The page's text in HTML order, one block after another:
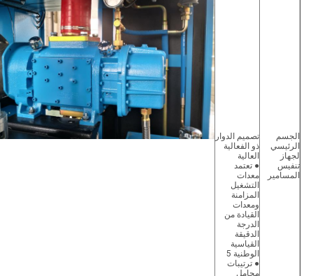
الجسم
الرئيسي
لجهاز
تنفيس
المسامير
تصميم الدوار
ذو الفعالية
العالية
● تعتمد
معدات
التشغيل
المزامنة
ومعدات
القيادة من
الدرجة
الدقيقة
القياسية
الوطنية 5
● ترتيبات
محامل